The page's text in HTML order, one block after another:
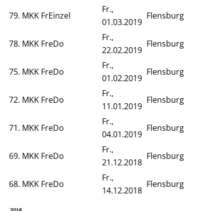
79. MKK FrEinzel
Fr.,
01.03.2019
Flensburg
78. MKK FreDo
Fr.,
22.02.2019
Flensburg
75. MKK FreDo
Fr.,
01.02.2019
Flensburg
72. MKK FreDo
Fr.,
11.01.2019
Flensburg
71. MKK FreDo
Fr.,
04.01.2019
Flensburg
69. MKK FreDo
Fr.,
21.12.2018
Flensburg
68. MKK FreDo
Fr.,
14.12.2018
Flensburg